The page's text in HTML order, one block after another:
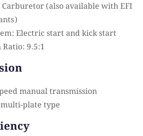
Carburetor (also available with EFI
Electric start and kick start
Ratio: 9.5:1
manual transmission
plate type